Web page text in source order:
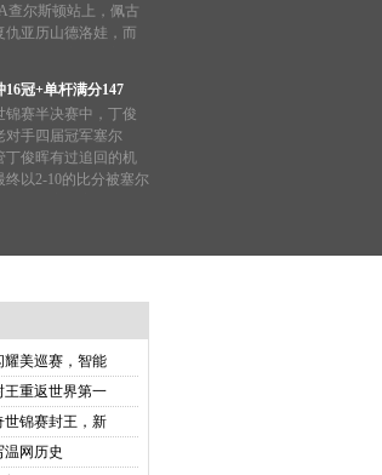
查尔斯顿站上，佩古
仇亚历山德洛娃，而
争夺。同时，20名男
球员联合向四大满贯
求增加奖金和玩家权
16冠+单杆满分147
：不敌塞尔比无缘争夺
锦赛半决赛中，丁俊
对手四届冠军塞尔
丁俊晖有过追回的机
终以2-10的比分被塞尔
耀美巡赛，智能
王重返世界第一
世锦赛封王，新
温网历史